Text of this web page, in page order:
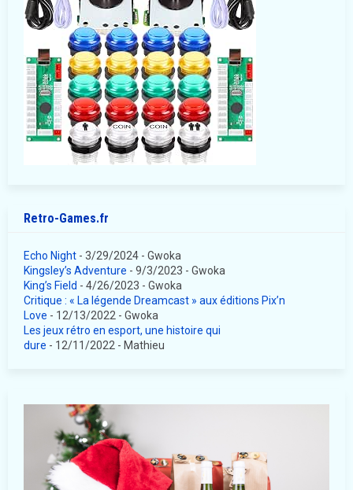
Retro-Games.fr
Echo Night - 3/29/2024 - Gwoka
Kingsley’s Adventure - 9/3/2023 - Gwoka
King’s Field - 4/26/2023 - Gwoka
Critique : « La légende Dreamcast » aux éditions Pix’n
Love - 12/13/2022 - Gwoka
Les jeux rétro en esport, une histoire qui
dure - 12/11/2022 - Mathieu